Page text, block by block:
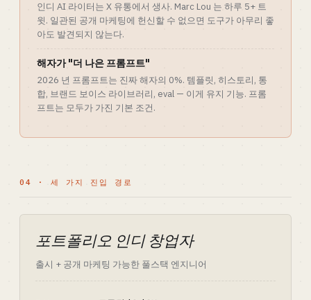
인디 AI 라이터는 X 유통에서 생사. Marc Lou 는 하루 5+ 트
윗. 일관된 공개 마케팅에 헌신할 수 없으면 도구가 아무리 좋
아도 발견되지 않는다.
해자가 "더 나은 프롬프트"
2026 년 프롬프트는 진짜 해자의 0%. 템플릿, 히스토리, 통
합, 브랜드 보이스 라이브러리, eval — 이게 유지 기능. 프롬
프트는 모두가 가진 기본 조건.
04 · 세 가지 진입 경로
포트폴리오 인디 창업자
출시 + 공개 마케팅 가능한 풀스택 엔지니어